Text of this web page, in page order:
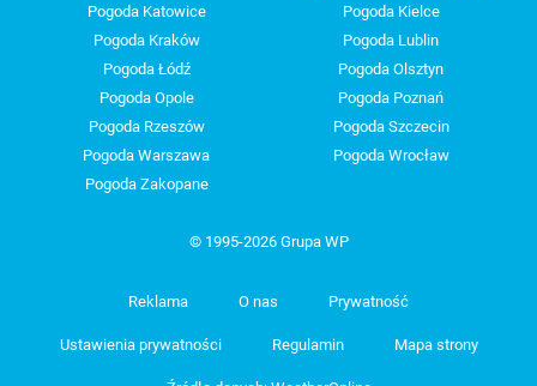
Pogoda Katowice
Pogoda Kielce
Pogoda Kraków
Pogoda Lublin
Pogoda Łódź
Pogoda Olsztyn
Pogoda Opole
Pogoda Poznań
Pogoda Rzeszów
Pogoda Szczecin
Pogoda Warszawa
Pogoda Wrocław
Pogoda Zakopane
© 1995-2026 Grupa WP
Reklama O nas Prywatność
Ustawienia prywatności Regulamin Mapa strony